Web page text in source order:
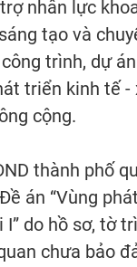
nhân lực
tạo và
trình, dự
triển kinh tế -
cộng.
thành phố
án “Vùng
do hồ sơ, tờ
chưa bảo